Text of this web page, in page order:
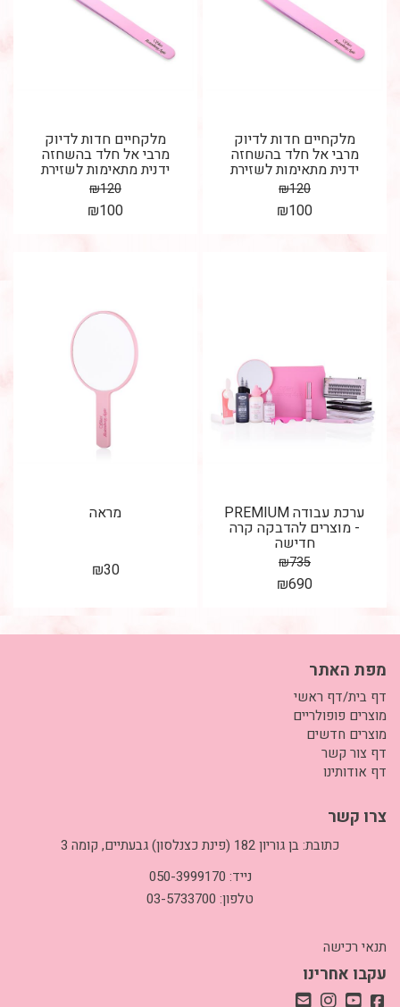
מלקחיים חדות לדיוק
מרבי אל חלד בהשחזה
ידנית מתאימות לשזירת
ריסים הלחמה / הדבקה...
₪120
₪100
מלקחיים חדות לדיוק
מרבי אל חלד בהשחזה
ידנית מתאימות לשזירת
ריסים הלחמה / הדבקה...
₪120
₪100
ערכת עבודה PREMIUM
- מוצרים להדבקה קרה
חדישה
₪735
₪690
מראה
₪30
מפת האתר
דף בית/דף ראשי
מוצרים פופולריים
מוצרים חדשים
דף צור קשר
דף אודותינו
צרו קשר
כתובת: בן גוריון 182 (פינת כצנלסון) גבעתיים, קומה 3
נייד: 050-3999170
טלפון: 03-5733700
תנאי רכישה
עקבו אחרינו